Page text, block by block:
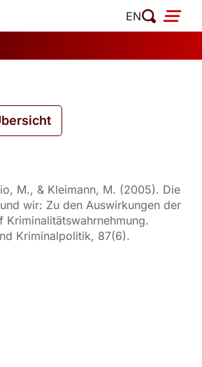
EN
M., & Kleimann, M. (2005). Die
wir: Zu den Auswirkungen der
Kriminalitätswahrnehmung.
Kriminalpolitik, 87(6).